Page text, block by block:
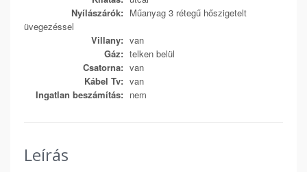
Nyílászárók: Műanyag 3 rétegű hőszigetelt
üvegezéssel
Villany: van
Gáz: telken belül
Csatorna: van
Kábel Tv: van
Ingatlan beszámítás: nem
Leírás